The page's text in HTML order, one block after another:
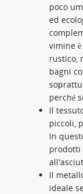
poco
ed
vimine
rustico,
bagni
perché
Il
piccoli,
In
prodotti
Il
ideale